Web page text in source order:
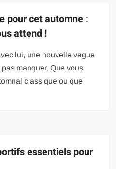
pour cet automne :
attend !
lui, une nouvelle vague
manquer. Que vous
classique ou que
essentiels pour